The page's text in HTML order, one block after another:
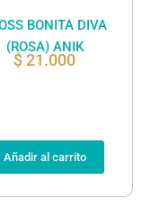
BONITA DIVA
(ROSA) ANIK
$21.000
Añadir al carrito